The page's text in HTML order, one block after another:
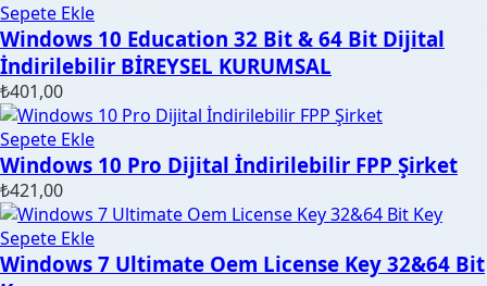
Sepete Ekle
Windows 10 Education 32 Bit & 64 Bit Dijital
İndirilebilir BİREYSEL KURUMSAL
₺401,00
Sepete Ekle
Windows 10 Pro Dijital İndirilebilir FPP Şirket
₺421,00
Sepete Ekle
Windows 7 Ultimate Oem License Key 32&64 Bit